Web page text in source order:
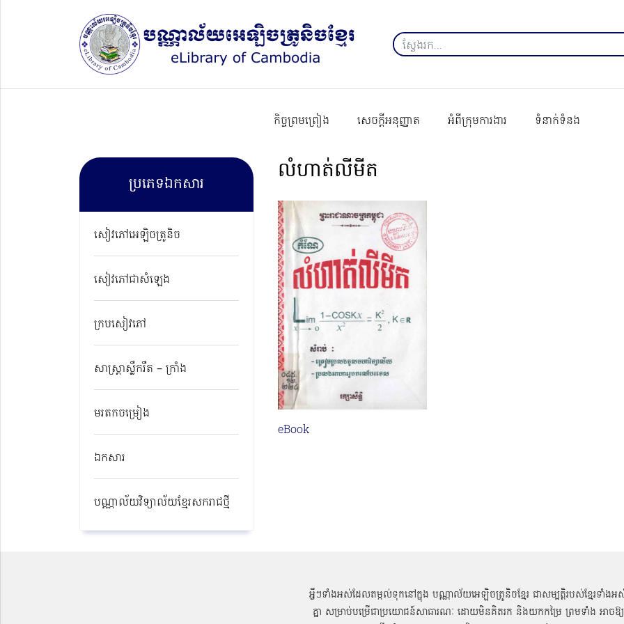
កិច្ចព្រមព្រៀង សេចក្ដីអនុញ្ញាត អំពីក្រុមការងារ ទំនាក់ទំនង
ប្រភេទឯកសារ
សៀវភៅអេឡិចត្រូនិច
សៀវភៅជាសំឡេង
ក្របសៀវភៅ
សាស្ត្រាស្លឹករឹត – ក្រាំង
មរតកចម្រៀង
ឯកសារ
បណ្ណាល័យវិទ្យាល័យខ្មែរសករាជថ្មី​
លំហាត់លីមីត
eBook
អ្វីៗទាំងអស់ដែលតម្កល់ទុកនៅក្នុង បណ្ណាល័យអេឡិចត្រូនិចខ្មែរ ជាសម្បតិ្តរបស់ខ្មែរទាំងអ
គ្នា សម្រាប់បម្រើជាប្រយោជន៍សាធារណៈ ដោយមិនគិតរក និងយកកម្រៃ ព្រមទាំង អាចឱ្យ